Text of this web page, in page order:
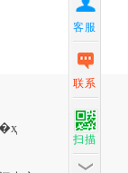
客服
联系
扫描